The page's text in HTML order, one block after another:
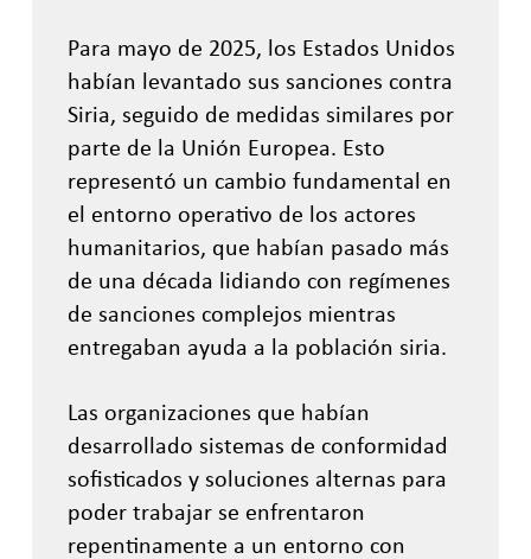
Para mayo de 2025, los Estados Unidos
habían levantado sus sanciones contra
Siria, seguido de medidas similares por
parte de la Unión Europea. Esto
representó un cambio fundamental en
el entorno operativo de los actores
humanitarios, que habían pasado más
de una década lidiando con regímenes
de sanciones complejos mientras
entregaban ayuda a la población siria.
Las organizaciones que habían
desarrollado sistemas de conformidad
sofisticados y soluciones alternas para
poder trabajar se enfrentaron
repentinamente a un entorno con